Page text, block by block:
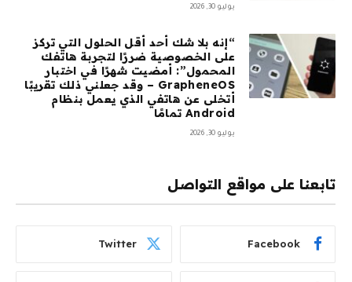
يوليو 30, 2026
“إنه بلا شك أحد أقل الحلول التي تركز
على الخصوصية ضررًا لتجربة هاتفك
المحمول”: أمضيت شهرًا في اختبار
GrapheneOS – وقد جعلني ذلك تقريبًا
أتخلى عن هاتفي الذي يعمل بنظام
Android تمامًا
يوليو 30, 2026
تابعنا على مواقع التواصل
Facebook
Twitter